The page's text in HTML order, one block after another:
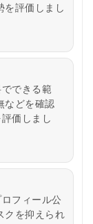
を評価しまし
できる範
などを確認
価しまし
フィール公
クを抑えられ